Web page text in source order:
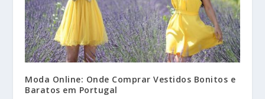
Moda Online: Onde Comprar Vestidos Bonitos e
Baratos em Portugal